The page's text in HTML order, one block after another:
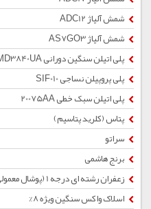
شمش آلیاژ ADC12
شمش آلیاژ AS7GO3
پلی اتیلن سنگین دورانی MD3840UA
پلی پروپیلن نساجی SIF010
پلی اتیلن سبک خطی 20075AA
پتاس (کلرید پتاسیم)
سراتو
برنج هاشمی
زعفران رشته ای درجه 1 (پوشال معمولی)
اسلاک واکس سنگین ویژه 8%